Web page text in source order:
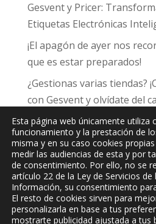
Gesvent y Pricer:
Etiquetas Electrónicas
¡El apagón de ayer nos
que es estar preparados!
¿Gestionas varias tiendas?
con Gesvent y olvídate del
JPCInformática y
Esta página web únicamente utiliza
funcionamiento y la prestación de
misma y en su caso cookies
medir las audiencias de esta y por
de consentimiento. Por ello, no se
artículo 22 de la Ley de Servicios de
Información, su consentimiento
El resto de cookies sirven para
personalizarla en base a tus
mostrarte publicidad ajustada a tus